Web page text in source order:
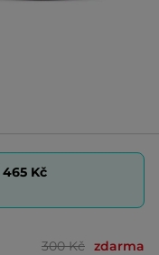
465 Kč
300 Kč zdarma